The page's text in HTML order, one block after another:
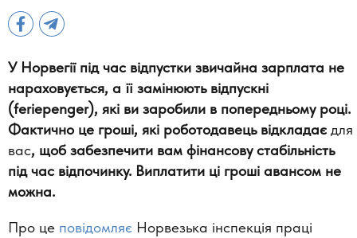
У Норвегії під час відпустки звичайна зарплата не
нараховується, а її замінюють відпускні
(feriepenger), які ви заробили в попередньому році.
Фактично це гроші, які роботодавець відкладаєдля
вас, щоб забезпечити вам фінансову стабільність
під час відпочинку. Виплатити ці гроші авансом не
можна.
Про це повідомляє Норвезька інспекція праці